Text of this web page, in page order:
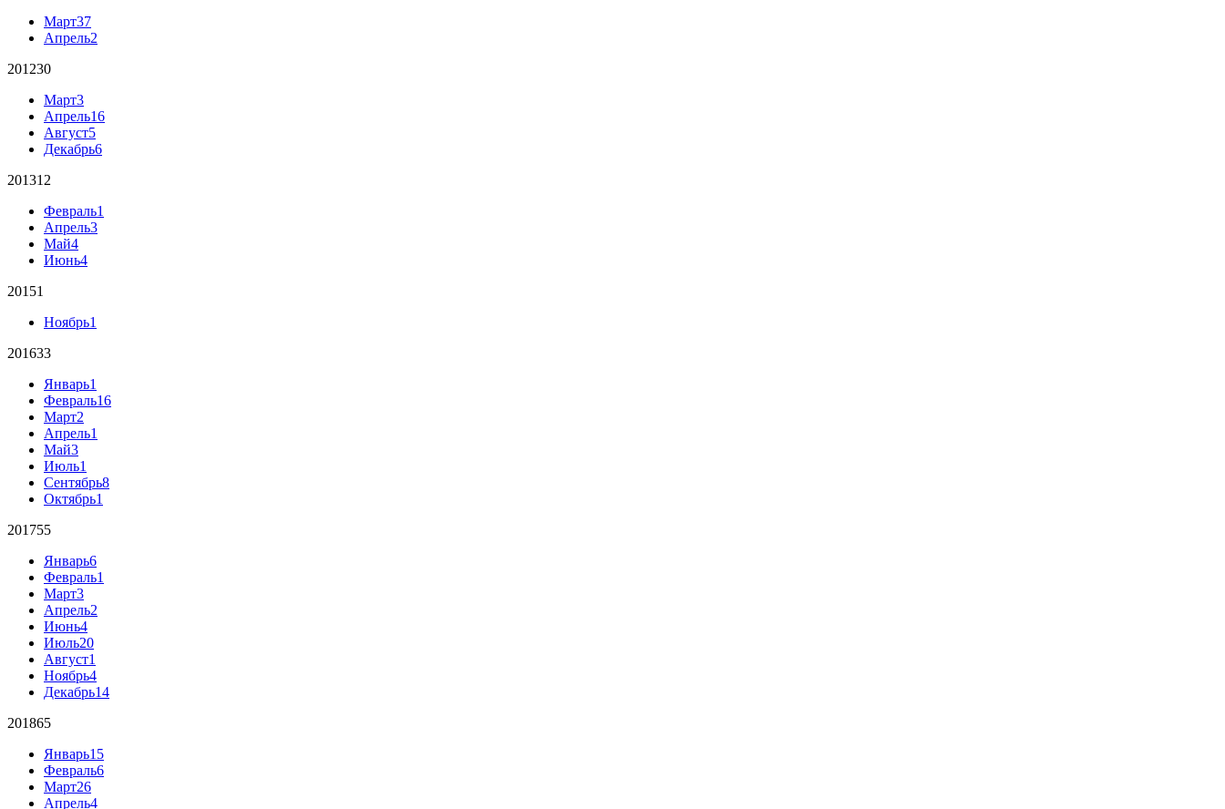
Март37
Апрель2
201230
Март3
Апрель16
Август5
Декабрь6
201312
Февраль1
Апрель3
Май4
Июнь4
20151
Ноябрь1
201633
Январь1
Февраль16
Март2
Апрель1
Май3
Июль1
Сентябрь8
Октябрь1
201755
Январь6
Февраль1
Март3
Апрель2
Июнь4
Июль20
Август1
Ноябрь4
Декабрь14
201865
Январь15
Февраль6
Март26
Апрель4